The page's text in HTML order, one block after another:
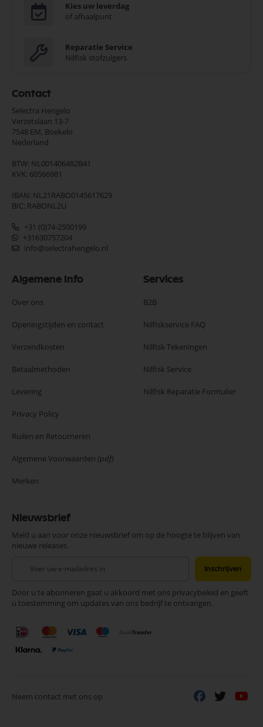
Kies uw leverdag
of afhaalpunt
Reparatie Service
Nilfisk stofzuigers
Contact
Selectra Hengelo
Verzetslaan 13-7
7548 EM, Boekelo
Nederland
BTW: NL001406482B41
KVK: 60566981
IBAN: NL21RABO0145617629
BIC: RABONL2U
+31 (0)74-2500199
+31630757204
info@selectrahengelo.nl
Algemene Info
Over ons
Openingstijden en contact
Verzendkosten
Betaalmethoden
Levering
Privacy Policy
Ruilen en Retourneren
Algemene Voorwaarden (pdf)
Merken
Services
B2B
Nilfiskservice FAQ
Nilfisk Tekeningen
Nilfisk Service
Nilfisk Reparatie Formulier
Nieuwsbrief
Meld u aan voor onze nieuwsbrief om op de hoogte te blijven van
nieuwe releases.
onze
nieuwsbrief
Inschrijven
Door u te abonneren gaat u akkoord met ons privacybeleid en geeft
u toestemming om updates van ons bedrijf te ontvangen.
Neem contact met ons op